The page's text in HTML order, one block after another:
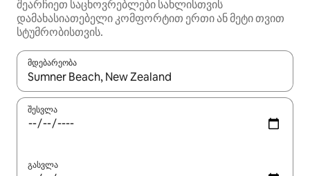
შეარჩიეთ საცხოვრებლები სახლისთვის
დამახასიათებელი კომფორტით ერთი ან მეტი თვით
სტუმრობისთვის.
მდებარეობა
როცა შედეგები ხელმისაწვდომი გახდება, ნავიგაციისთვის
შესვლა
გასვლა